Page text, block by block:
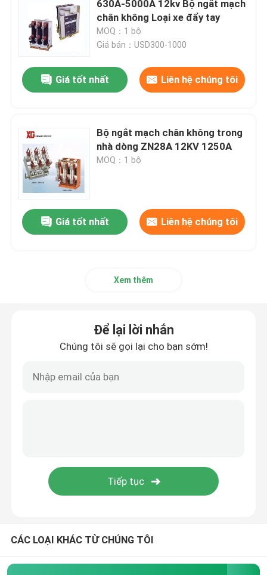
Cầu chì HRC
Thả cầu chì
Máy biến áp loại khô
Trạm biến áp nhỏ gọn
630A-5000A 12kv Bộ ngắt mạch
chân không Loại xe đẩy tay
MOQ：1 bộ
Giá bán：USD300-1000
Giá tốt nhất Liên hệ chúng tôi
Bộ ngắt mạch chân không trong
nhà dòng ZN28A 12KV 1250A
MOQ：1 bộ
Giá tốt nhất Liên hệ chúng tôi
Xem thêm
Để lại lời nhắn
Chúng tôi sẽ gọi lại cho bạn sớm!
CÁC LOẠI KHÁC TỪ CHÚNG TÔI